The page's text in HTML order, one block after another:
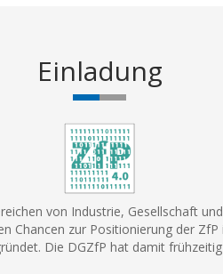
Einladung
von Industrie, Gesellschaft
zur Positionierung der
Die DGZfP hat damit